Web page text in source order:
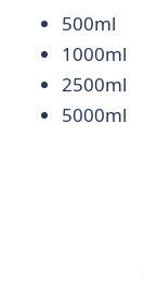
500ml
1000ml
2500ml
5000ml